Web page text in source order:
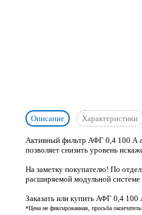
Описание Характеристики
Активный фильтр АФГ 0,4 100 А
позволяет снизить уровень
На заметку покупателю! По
расширяемой модульной
Заказать или купить АФГ 0,4
*Цена не фиксированная, просьба